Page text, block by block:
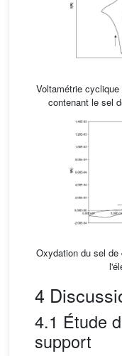
Voltamétrie
contenant le sel
Oxydation du sel
4
4.1 Étude
support